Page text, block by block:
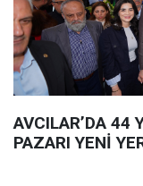
AVCILAR’DA 44
PAZARI YENİ